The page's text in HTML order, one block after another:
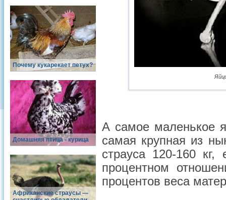
Почему кукарекает петух?
Домашняя птица - курица
Африканские страусы —
А самое маленькое
самая крупная из
страуса 120-160
процентном
процентов веса